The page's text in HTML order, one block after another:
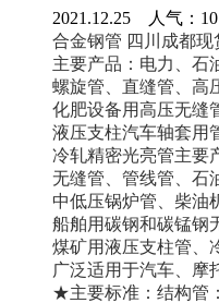
2021.12.25 人气： 10
合金钢管 四川成都现
主要产品：电力、石
螺旋管、直缝管、高
化肥设备用高压无缝
液压支柱汽车轴套用
冷轧精密光亮管主要
无缝管、管线管、石
中低压锅炉管、柴油
船舶用碳钢和碳锰钢
煤矿用液压支柱管、
广泛适用于汽车、摩
★主要标准：结构管